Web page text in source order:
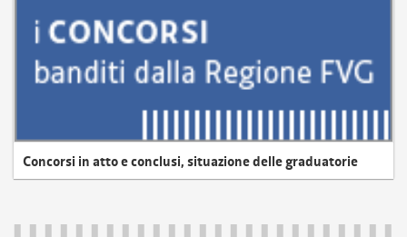
Concorsi in atto e conclusi, situazione delle graduatorie